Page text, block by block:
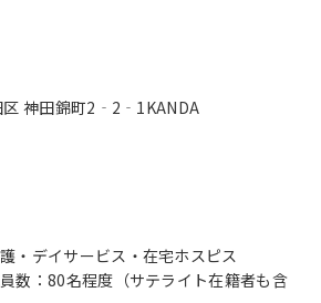
区 神田錦町2‐2‐1KANDA
・デイサービス・在宅ホスピス
数：80名程度（サテライト在籍者も含